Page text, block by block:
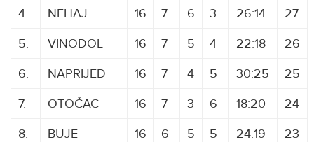
4.
NEHAJ 16 7 6 3 26:14
27
5.
VINODOL 16 7 5 4 22:18
26
6.
NAPRIJED 16 7 4 5 30:25
25
7.
OTOČAC 16 7 3 6 18:20
24
8.
BUJE 16 6 5 5 24:19
23